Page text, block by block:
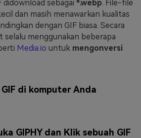
didownload sebagai *.webp. File-file
dan masih menawarkan kualitas
dengan GIF biasa. Secara
selalu menggunakan beberapa
Media.io untuk mengonversi
di komputer Anda
GIPHY dan Klik sebuah GIF